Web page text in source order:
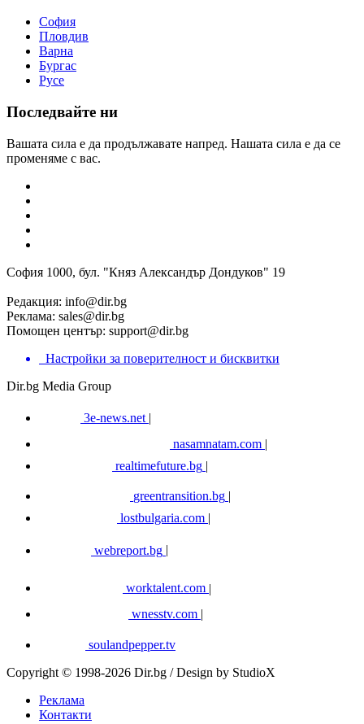
София
Пловдив
Варна
Бургас
Русе
Последвайте ни
Вашата сила е да продължавате напред. Нашата сила е да се
променяме с вас.
София 1000, бул. "Княз Александър Дондуков" 19
Редакция: info@dir.bg
Реклама: sales@dir.bg
Помощен център: support@dir.bg
Настройки за поверителност и бисквитки
Dir.bg Media Group
3e-news.net |
nasamnatam.com |
realtimefuture.bg |
greentransition.bg |
lostbulgaria.com |
webreport.bg
worktalent.com |
wnesstv.com |
soulandpepper.tv
Copyright © 1998-2026 Dir.bg / Design by StudioX
Реклама
Контакти